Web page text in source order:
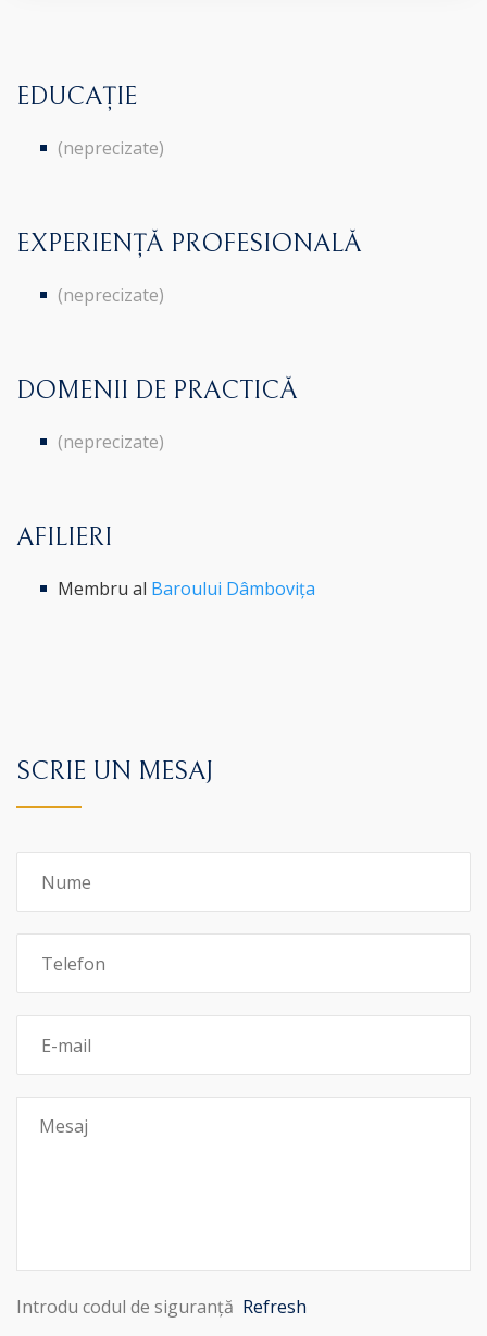
EDUCAȚIE
(neprecizate)
EXPERIENȚĂ PROFESIONALĂ
(neprecizate)
DOMENII DE PRACTICĂ
(neprecizate)
AFILIERI
Membru al Baroului Dâmbovița
SCRIE UN MESAJ
Introdu codul de siguranță Refresh